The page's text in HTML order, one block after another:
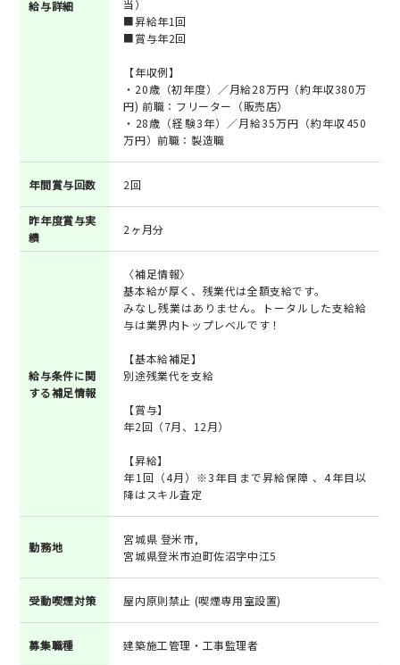
給与詳細
当）
■昇給年1回
■賞与年2回
【年収例】
・20歳（初年度）／月給28万円（約年収380万
円) 前職：フリーター（販売店）
・28歳（経験3年）／月給35万円（約年収450
万円）前職：製造職
年間賞与回数 2回
昨年度賞与実
績
2ヶ月分
給与条件に関
する補足情報
〈補足情報〉
基本給が厚く、残業代は全額支給です。
みなし残業はありません。トータルした支給給
与は業界内トップレベルです！
【基本給補足】
別途残業代を支給
【賞与】
年2回（7月、12月）
【昇給】
年1回（4月）※3年目まで昇給保障 、4年目以
降はスキル査定
勤務地
宮城県 登米市,
宮城県登米市迫町佐沼字中江5
受動喫煙対策 屋内原則禁止 (喫煙専用室設置)
募集職種 建築施工管理・工事監理者